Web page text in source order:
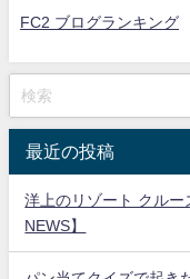
FC2 ブログランキング
最近の投稿
洋上のリゾート クルー
NEWS】